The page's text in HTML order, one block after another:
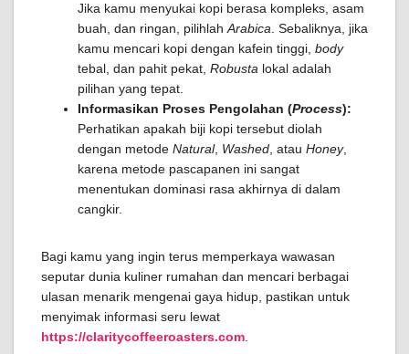
Jika kamu menyukai kopi berasa kompleks, asam
buah, dan ringan, pilihlah Arabica . Sebaliknya, jika
kamu mencari kopi dengan kafein tinggi, body
tebal, dan pahit pekat, Robusta lokal adalah
pilihan yang tepat.
Informasikan Proses Pengolahan (Process):
Perhatikan apakah biji kopi tersebut diolah
dengan metode Natural, Washed , atau Honey,
karena metode pascapanen ini sangat
menentukan dominasi rasa akhirnya di dalam
cangkir.
Bagi kamu yang ingin terus memperkaya wawasan
seputar dunia kuliner rumahan dan mencari berbagai
ulasan menarik mengenai gaya hidup, pastikan untuk
menyimak informasi seru lewat
https://claritycoffeeroasters.com